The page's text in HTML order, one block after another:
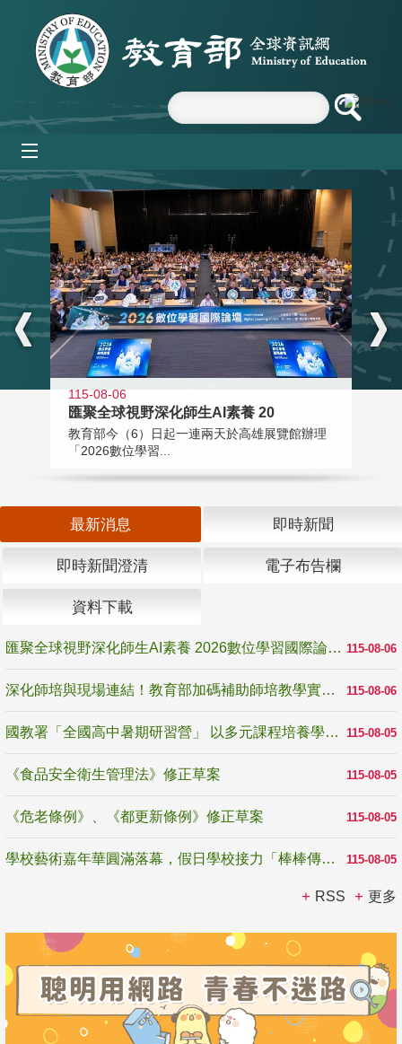
跳到主要內容區塊
:::
115-08-06
匯聚全球視野深化師生AI素養 20
教育部今（6）日起一連兩天於高雄展覽館辦理
「2026數位學習...
最新消息 即時新聞
即時新聞澄清 電子布告欄
資料下載
115-08-06
匯聚全球視野深化師生AI素養 2026數位學習國際論壇高雄登場
115-08-06
深化師培與現場連結！教育部加碼補助師培教學實踐研究 10月師培國際研討會交流教學實踐經驗
115-08-05
國教署「全國高中暑期研習營」 以多元課程培養學生瞭解誠信專業與倫理價值
115-08-05
《食品安全衛生管理法》修正草案
115-08-05
《危老條例》、《都更新條例》修正草案
115-08-05
學校藝術嘉年華圓滿落幕，假日學校接力「棒棒傳美感」
RSS 更多